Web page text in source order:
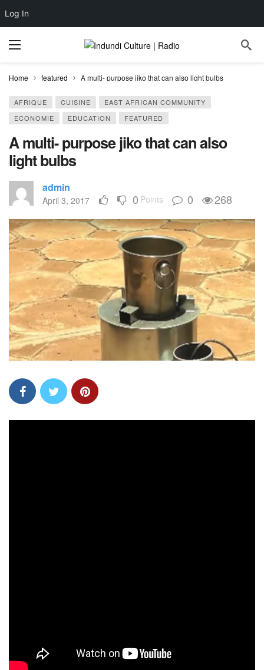
Log In
Home featured A multi- purpose jiko that can also light bulbs
AFRIQUE CUISINE
EAST AFRICAN COMMUNITY
ECONOMIE
EDUCATION FEATURED
A multi- purpose jiko that can also
light bulbs
admin
April 3, 2017 0 Points 0 268